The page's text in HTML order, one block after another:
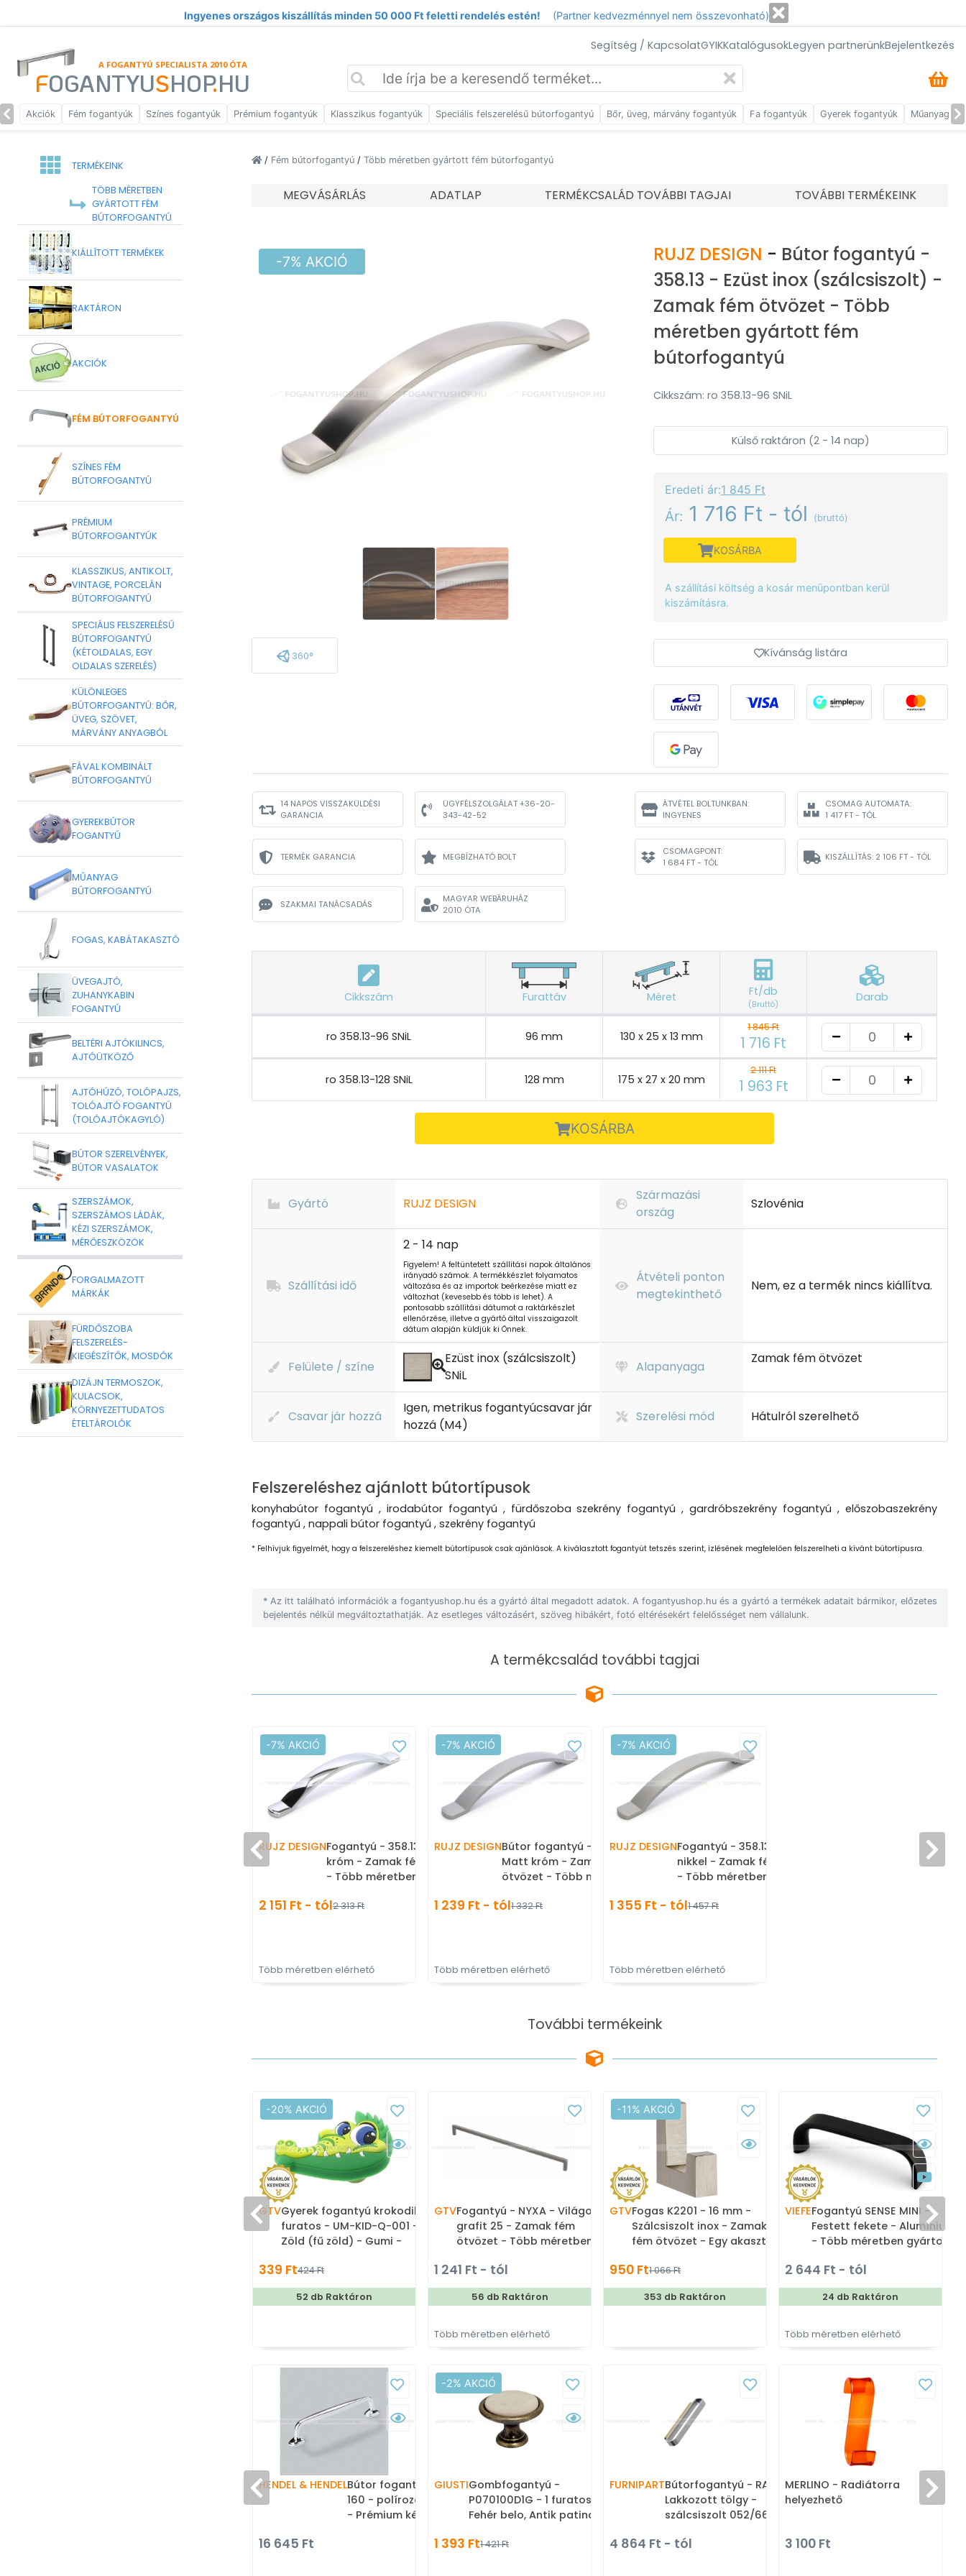
Ingyenes országos kiszállítás minden 50 000 Ft feletti rendelés estén! (Partner kedvezménnyel nem összevonható)
Segítség / KapcsolatGYIKKatalógusokLegyen partnerünkBejelentkezés
A FOGANTYÚ SPECIALISTA 2010 ÓTA
FOGANTYUSHOP.HU
Akciók Fém fogantyúk Színes fogantyúk Prémium fogantyúk Klasszikus fogantyúk Speciális felszerelésű bútorfogantyú Bőr, üveg, márvány fogantyúk Fa fogantyúk Gyerek fogantyúk Műanyag
TERMÉKEINK
TÖBB MÉRETBEN
GYÁRTOTT FÉM
BÚTORFOGANTYÚ
KIÁLLÍTOTT TERMÉKEK
RAKTÁRON
AKCIÓK
FÉM BÚTORFOGANTYÚ
SZÍNES FÉM
BÚTORFOGANTYÚ
PRÉMIUM
BÚTORFOGANTYÚK
KLASSZIKUS, ANTIKOLT,
VINTAGE, PORCELÁN
BÚTORFOGANTYÚ
SPECIÁLIS FELSZERELÉSŰ
BÚTORFOGANTYÚ
(KÉTOLDALAS, EGY
OLDALAS SZERELÉS)
KÜLÖNLEGES
BÚTORFOGANTYÚ: BŐR,
ÜVEG, SZÖVET,
MÁRVÁNY ANYAGBÓL
FÁVAL KOMBINÁLT
BÚTORFOGANTYÚ
GYEREKBÚTOR
FOGANTYÚ
MŰANYAG
BÚTORFOGANTYÚ
FOGAS, KABÁTAKASZTÓ
ÜVEGAJTÓ,
ZUHANYKABIN
FOGANTYÚ
BELTÉRI AJTÓKILINCS,
AJTÓÜTKÖZŐ
AJTÓHÚZÓ, TOLÓPAJZS,
TOLÓAJTÓ FOGANTYÚ
(TOLÓAJTÓKAGYLÓ)
BÚTOR SZERELVÉNYEK,
BÚTOR VASALATOK
SZERSZÁMOK,
SZERSZÁMOS LÁDÁK,
KÉZI SZERSZÁMOK,
MÉRŐESZKÖZÖK
FORGALMAZOTT
MÁRKÁK
FÜRDŐSZOBA
FELSZERELÉS-
KIEGÉSZÍTŐK, MOSDÓK
DIZÁJN TERMOSZOK,
KULACSOK,
KÖRNYEZETTUDATOS
ÉTELTÁROLÓK
/ Fém bútorfogantyú / Több méretben gyártott fém bútorfogantyú
MEGVÁSÁRLÁS ADATLAP TERMÉKCSALÁD TOVÁBBI TAGJAI TOVÁBBI TERMÉKEINK
-7% AKCIÓ
360°
RUJZ DESIGN - Bútor fogantyú -
358.13 - Ezüst inox (szálcsiszolt) -
Zamak fém ötvözet - Több
méretben gyártott fém
bútorfogantyú
Cikkszám: ro 358.13-96 SNiL
Külső raktáron (2 - 14 nap)
Eredeti ár:1 845 Ft
Ár: 1 716 Ft - tól (bruttó)
KOSÁRBA
A szállítási költség a kosár menüpontban kerül
kiszámításra.
Kívánság listára
14 NAPOS VISSZAKÜLDÉSI
GARANCIA
ÜGYFÉLSZOLGÁLAT +36-20-
343-42-52
TERMÉK GARANCIA MEGBÍZHATÓ BOLT
SZAKMAI TANÁCSADÁS
MAGYAR WEBÁRUHÁZ
2010 ÓTA
ÁTVÉTEL BOLTUNKBAN:
INGYENES
CSOMAG AUTOMATA:
1 417 FT - TÓL
CSOMAGPONT:
1 684 FT - TÓL
KISZÁLLÍTÁS: 2 106 FT - TÓL
Cikkszám Furattáv Méret Ft/db
(Bruttó)
Darab
ro 358.13-96 SNiL
1 845 Ft
1 716 Ft
96 mm 130 x 25 x 13 mm
ro 358.13-128 SNiL
2 111 Ft
1 963 Ft
128 mm 175 x 27 x 20 mm
KOSÁRBA
Gyártó RUJZ DESIGN
Származási
ország
Szlovénia
Szállítási idő
2 - 14 nap
Figyelem! A feltüntetett szállítási napok általános
irányadó számok. A termékkészlet folyamatos
változása és az importok beérkezése miatt ez
változhat (kevesebb és több is lehet). A
pontosabb szállítási dátumot a raktárkészlet
ellenőrzése, illetve a gyártó által visszaigazolt
dátum alapján küldjük ki Önnek.
Átvételi ponton
megtekinthető
Nem, ez a termék nincs kiállítva.
Felülete / színe
Ezüst inox (szálcsiszolt)
SNiL
Alapanyaga
Zamak fém ötvözet
Csavar jár hozzá
Igen, metrikus fogantyúcsavar jár
hozzá (M4)
Szerelési mód Hátulról szerelhető
Felszereléshez ajánlott bútortípusok
konyhabútor fogantyú , irodabútor fogantyú , fürdőszoba szekrény fogantyú , gardróbszekrény fogantyú , előszobaszekrény
fogantyú , nappali bútor fogantyú , szekrény fogantyú
* Felhívjuk figyelmét, hogy a felszereléshez kiemelt bútortípusok csak ajánlások. A kiválasztott fogantyút tetszés szerint, ízlésének megfelelően felszerelheti a kívánt bútortípusra.
* Az itt található információk a fogantyushop.hu és a gyártó által megadott adatok. A fogantyushop.hu és a gyártó a termékek adatait bármikor, előzetes
bejelentés nélkül megváltoztathatják. Az esetleges változásért, szöveg hibákért, fotó eltérésekért felelősséget nem vállalunk.
A termékcsalád további tagjai
-7% AKCIÓ
RUJZ DESIGNFogantyú - 358.13 - Fényes
króm - Zamak fém ötvözet
- Több méretben gyártott
2 151 Ft - tól2 313 Ft
Több méretben elérhető
-7% AKCIÓ
RUJZ DESIGNBútor fogantyú - 358.13 -
Matt króm - Zamak fém
ötvözet - Több méretben
bútorfogantyú
1 239 Ft - tól1 332 Ft
Több méretben elérhető
-7% AKCIÓ
RUJZ DESIGNFogantyú - 358.13 - Matt
nikkel - Zamak fém ötvözet
- Több méretben gyártott
1 355 Ft - tól1 457 Ft
Több méretben elérhető
További termékeink
-20% AKCIÓ
GTVGyerek fogantyú krokodil - 1
furatos - UM-KID-Q-001 -
Zöld (fű zöld) - Gumi -
gyerekbútor fogantyú
339 Ft424 Ft
52 db Raktáron
GTVFogantyú - NYXA - Világos
grafit 25 - Zamak fém
ötvözet - Több méretben
bútorfogantyú
1 241 Ft - tól
56 db Raktáron
Több méretben elérhető
-11% AKCIÓ
GTVFogas K2201 - 16 mm -
Szálcsiszolt inox - Zamak
fém ötvözet - Egy akasztós
950 Ft1 066 Ft
353 db Raktáron
VIEFEFogantyú SENSE MINI -
Festett fekete - Alumínium
- Több méretben gyártott
2 644 Ft - tól
24 db Raktáron
Több méretben elérhető
HENDEL & HENDELBútor fogantyú - Greenwich
160 - polírozott króm - Réz
- Prémium két furatos
16 645 Ft
-2% AKCIÓ
GIUSTIGombfogantyú -
P070100D1G - 1 furatos -
Fehér belo, Antik patina
Porcelán - Porcelán,
1 393 Ft1 421 Ft
FURNIPARTBútorfogantyú - RACE -
Lakkozott tölgy -
szálcsiszolt 052/66 - Acél
bútorfogantyú - Több
4 864 Ft - tól
MERLINO - Radiátorra
helyezhető
3 100 Ft